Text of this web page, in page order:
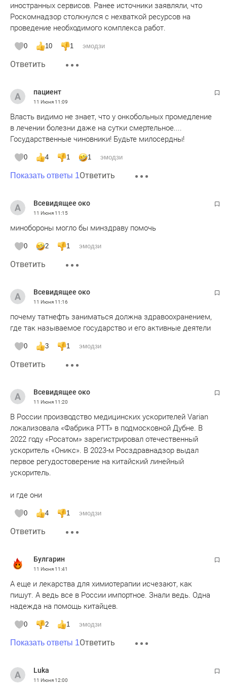
иностранных сервисов. Ранее источники заявляли, что
Роскомнадзор столкнулся с нехваткой ресурсов на
проведение необходимого комплекса работ.
0 10 1 эмодзи
Ответить
пациент
11 Июня11:09
Власть видимо не знает, что у онкобольных промедление
в лечении болезни даже на сутки смертельное....
Государственные чиновники! Будьте милосердны!
0 4 1 1 эмодзи
Показать ответы 1Ответить
Всевидящее око
11 Июня11:15
минобороны могло бы минздраву помочь
0 2 1 эмодзи
Ответить
Всевидящее око
11 Июня11:16
почему татнефть заниматься должна здравоохранением,
где так называемое государство и его активные деятели
0 3 1 эмодзи
Ответить
Всевидящее око
11 Июня11:20
В России производство медицинских ускорителей Varian
локализовала «Фабрика РТТ» в подмосковной Дубне. В
2022 году «Росатом» зарегистрировал отечественный
ускоритель «Оникс». В 2023-м Росздравнадзор выдал
первое регудостоверение на китайский линейный
ускоритель.
и где они
0 4 1 эмодзи
Ответить
Булгарин
11 Июня11:41
А еще и лекарства для химиотерапии исчезают, как
пишут. А ведь все в России импортное. Знали ведь. Одна
надежда на помощь китайцев.
0 2 1 эмодзи
Показать ответы 1Ответить
Luka
11 Июня12:00